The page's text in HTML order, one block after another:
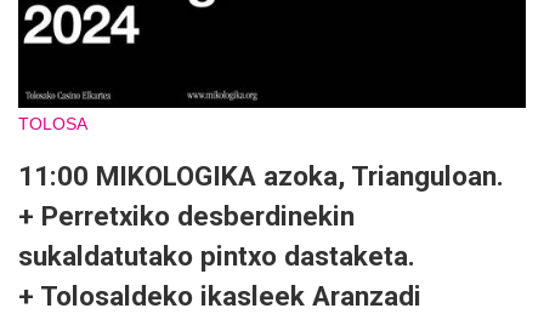
TOLOSA
11:00 MIKOLOGIKA azoka, Trianguloan.
+ Perretxiko desberdinekin
sukaldatutako pintxo dastaketa.
+ Tolosaldeko ikasleek Aranzadi